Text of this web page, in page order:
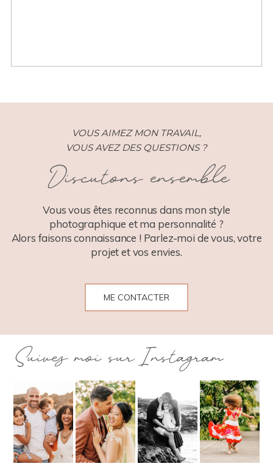
VOUS AIMEZ MON TRAVAIL,
VOUS AVEZ DES QUESTIONS ?
Discutons ensemble
Vous vous êtes reconnus dans mon style
photographique et ma personnalité ?
Alors faisons connaissance ! Parlez-moi de vous, votre
projet et vos envies.
ME CONTACTER
Suivez moi sur Instagram